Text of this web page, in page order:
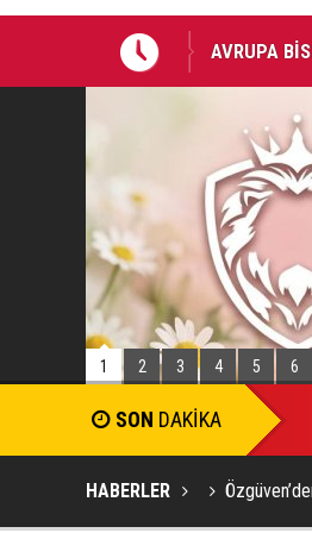
BAŞKAN
BİRLİKTE
1 2 3 4 5 6
SON DAKİKA
HABERLER